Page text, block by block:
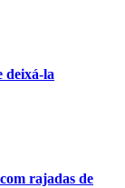
deixá-la
rajadas de